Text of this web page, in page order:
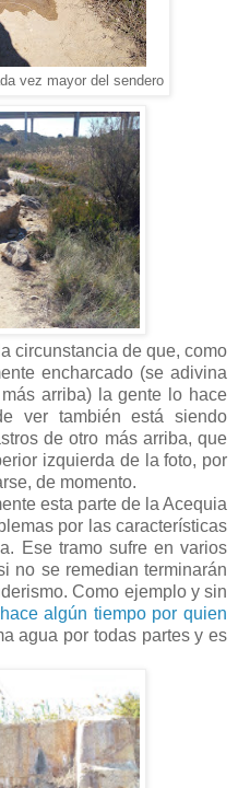
vez mayor del sendero
circunstancia de que, como
encharcado (se adivina
arriba) la gente lo hace
ver también está siendo
de otro más arriba, que
izquierda de la foto, por
de momento.
esta parte de la Acequia
por las características
Ese tramo sufre en varios
no se remedian terminarán
Como ejemplo y sin
algún tiempo por quien
agua por todas partes y es